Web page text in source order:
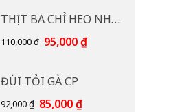
60,000 ₫.là:
55,000 ₫.
THỊT BA CHỈ HEO NHẠP KHẨU
110,000₫ Giá
110,000 ₫.
95,000₫Giá
ĐÙI TỎI GÀ CP
92,000₫ Giá
85,000₫Giá